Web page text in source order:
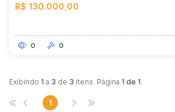
R$ 130.000,00
0 0
Exibindo 1 a 3 de 3 itens. Página 1 de 1.
1